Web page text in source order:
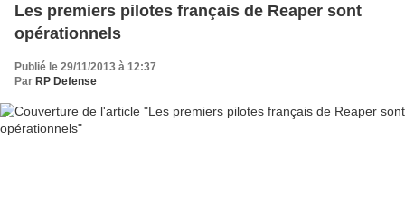
Les premiers pilotes français de Reaper sont
opérationnels
Publié le 29/11/2013 à 12:37
Par RP Defense